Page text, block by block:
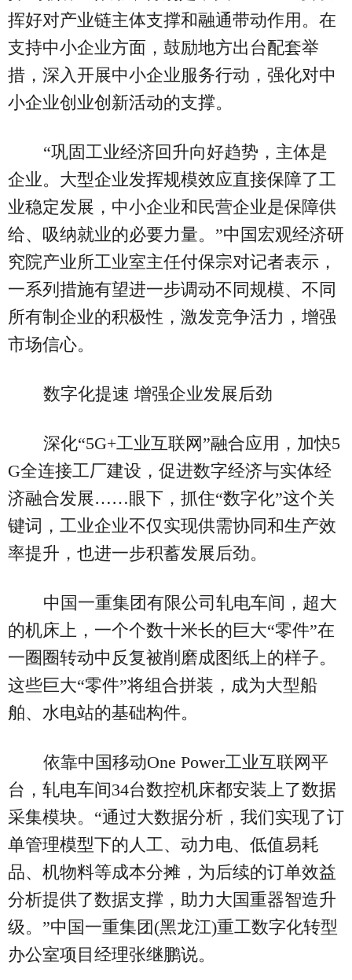
挥好对产业链主体支撑和融通带动作用。在
支持中小企业方面，鼓励地方出台配套举
措，深入开展中小企业服务行动，强化对中
小企业创业创新活动的支撑。
“巩固工业经济回升向好趋势，主体是
企业。大型企业发挥规模效应直接保障了工
业稳定发展，中小企业和民营企业是保障供
给、吸纳就业的必要力量。”中国宏观经济研
究院产业所工业室主任付保宗对记者表示，
一系列措施有望进一步调动不同规模、不同
所有制企业的积极性，激发竞争活力，增强
市场信心。
数字化提速 增强企业发展后劲
深化“5G+工业互联网”融合应用，加快5
G全连接工厂建设，促进数字经济与实体经
济融合发展……眼下，抓住“数字化”这个关
键词，工业企业不仅实现供需协同和生产效
率提升，也进一步积蓄发展后劲。
中国一重集团有限公司轧电车间，超大
的机床上，一个个数十米长的巨大“零件”在
一圈圈转动中反复被削磨成图纸上的样子。
这些巨大“零件”将组合拼装，成为大型船
舶、水电站的基础构件。
依靠中国移动One Power工业互联网平
台，轧电车间34台数控机床都安装上了数据
采集模块。“通过大数据分析，我们实现了订
单管理模型下的人工、动力电、低值易耗
品、机物料等成本分摊，为后续的订单效益
分析提供了数据支撑，助力大国重器智造升
级。”中国一重集团(黑龙江)重工数字化转型
办公室项目经理张继鹏说。